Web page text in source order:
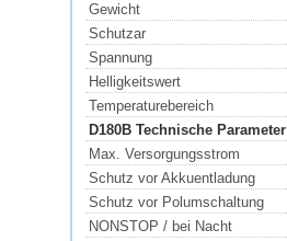
Gewicht
Schutzar
Spannung
Helligkeitswert
Temperaturebereich
D180B Technische Parameter
Max. Versorgungsstrom
Schutz vor Akkuentladung
Schutz vor Polumschaltung
NONSTOP / bei Nacht